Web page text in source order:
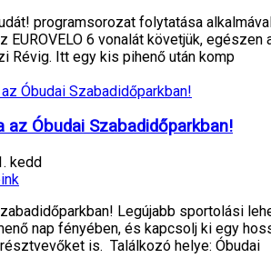
programsorozat folytatása
EUROVELO 6 vonalát követjük,
Révig. Itt egy kis pihenő után komp
az Óbudai Szabadidőparkban!
kedd
Legújabb sportolási
nap fényében, és kapcsolj ki egy
is. Találkozó helye: Óbudai